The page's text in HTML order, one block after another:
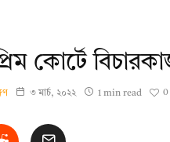
কোর্টে
৩ মার্চ, ২০২২ 1 min read 0